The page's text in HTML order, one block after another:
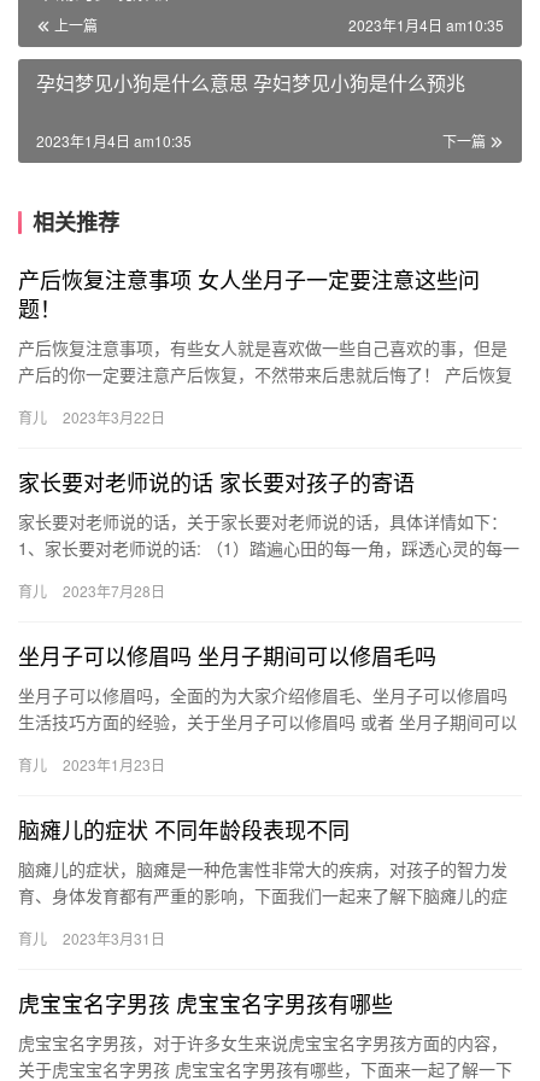
上一篇 2023年1月4日 am10:35
孕妇梦见小狗是什么意思 孕妇梦见小狗是什么预兆
下一篇
2023年1月4日 am10:35
相关推荐
产后恢复注意事项 女人坐月子一定要注意这些问
题！
产后恢复注意事项，有些女人就是喜欢做一些自己喜欢的事，但是
产后的你一定要注意产后恢复，不然带来后患就后悔了！ 产后恢复
月…
育儿 2023年3月22日
家长要对老师说的话 家长要对孩子的寄语
家长要对老师说的话，关于家长要对老师说的话，具体详情如下：
1、家长要对老师说的话: （1）踏遍心田的每一角，踩透心灵的每一
育儿 2023年7月28日
坐月子可以修眉吗 坐月子期间可以修眉毛吗
坐月子可以修眉吗，全面的为大家介绍修眉毛、坐月子可以修眉吗
生活技巧方面的经验，关于坐月子可以修眉吗 或者 坐月子期间可以
育儿 2023年1月23日
脑瘫儿的症状 不同年龄段表现不同
脑瘫儿的症状，脑瘫是一种危害性非常大的疾病，对孩子的智力发
育、身体发育都有严重的影响，下面我们一起来了解下脑瘫儿的症
什…
育儿 2023年3月31日
虎宝宝名字男孩 虎宝宝名字男孩有哪些
虎宝宝名字男孩，对于许多女生来说虎宝宝名字男孩方面的内容，
关于虎宝宝名字男孩 虎宝宝名字男孩有哪些，下面来一起了解一下